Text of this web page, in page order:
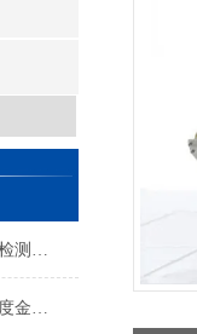
食品薏米谷物皮带输送金属检测机工厂生产
食品皮带输送盒装牛肉高精度金属检测机操作简单